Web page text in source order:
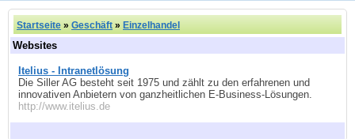
Startseite » Geschäft » Einzelhandel
Websites
Itelius - Intranetlösung
Die Siller AG besteht seit 1975 und zählt zu den erfahrenen und
innovativen Anbietern von ganzheitlichen E-Business-Lösungen.
http://www.itelius.de